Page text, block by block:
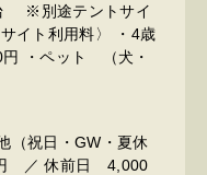
※別途テントサイ
イト利用料〉 ・4歳
・ペット （犬・
（祝日・GW・夏休
／ 休前日 4,000